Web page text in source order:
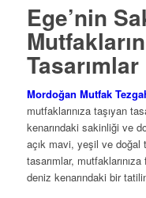
Ege’nin
Tasarımlar
Mordoğan Mutfak
mutfaklarınıza taşıyan
kenarındaki sakinliği ve
açık mavi, yeşil ve doğal
tasarımlar,
deniz kenarındaki bir